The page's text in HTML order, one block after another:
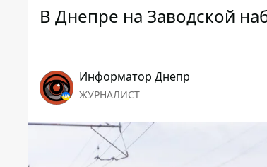
В Днепре на Заводской
Информатор Днепр
ЖУРНАЛИСТ